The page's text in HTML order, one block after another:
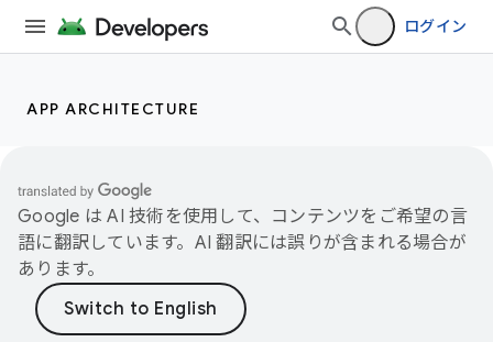
ログイン
APP ARCHITECTURE
Google は AI 技術を使用して、コンテンツをご希望の言
語に翻訳しています。AI 翻訳には誤りが含まれる場合が
あります。